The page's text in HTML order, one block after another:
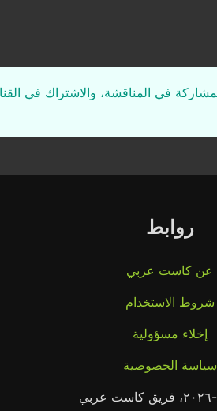
في المناقشة، والاشتراك في
روابط
عن كاست عربي
شروط الاستخدام
إخلاء مسؤولية
سياسة الخصوصية